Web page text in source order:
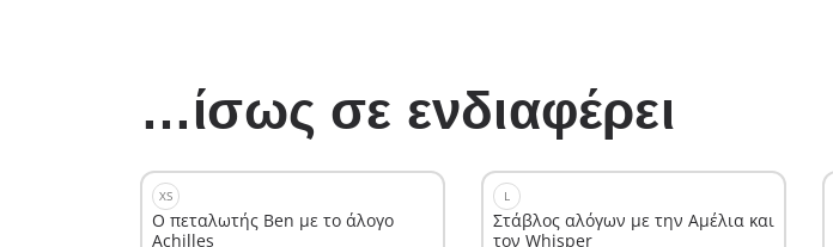
…ίσως σε ενδιαφέρει
XS
Ο πεταλωτής Ben με το άλογο
Achilles
L
Στάβλος αλόγων με την Αμέλια και
τον Whisper